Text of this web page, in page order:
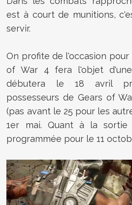
est à court de munitions,
servir.
On profite de l'occasion
of War 4 fera l'objet
débutera le 18 avril
possesseurs de Gears of
(pas avant le 25 pour les
1er mai. Quant à la
programmée pour le 11